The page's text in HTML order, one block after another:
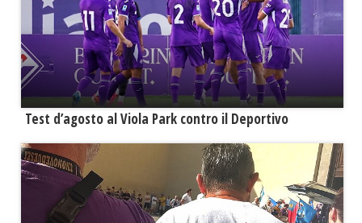
Test d’agosto al Viola Park contro il Deportivo